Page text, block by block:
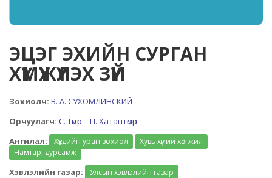
ЭЦЭГ ЭХИЙН СУРГАН
ХҮМҮҮЖҮҮЛЭХ ЗҮЙ
Зохиолч: В. А. СУХОМЛИНСКИЙ
Орчуулагч: С. Төмөр
Ц. Хатантөмөр
Ангилал:
Хүүхдийн уран зохиол
Хувь хүний хөгжил
Намтар, дурсамж
Хэвлэлийн газар:
Улсын хэвлэлийн газар